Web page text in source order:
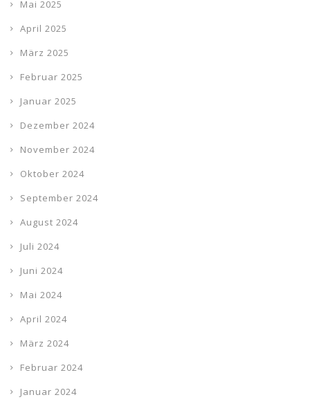
Mai 2025
April 2025
März 2025
Februar 2025
Januar 2025
Dezember 2024
November 2024
Oktober 2024
September 2024
August 2024
Juli 2024
Juni 2024
Mai 2024
April 2024
März 2024
Februar 2024
Januar 2024